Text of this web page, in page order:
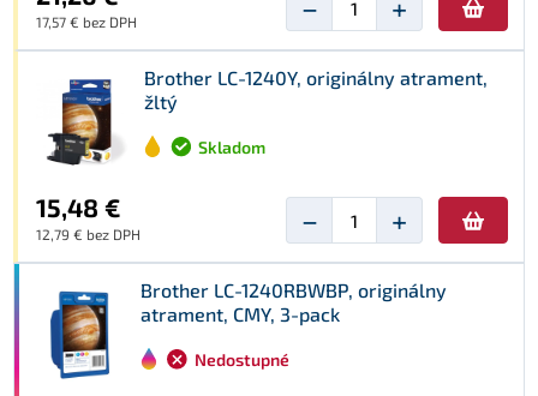
17,57 € bez DPH − +
Brother LC-1240Y, originálny atrament,
žltý
Skladom
15,48 €
12,79 € bez DPH − +
Brother LC-1240RBWBP, originálny
atrament, CMY, 3-pack
Nedostupné